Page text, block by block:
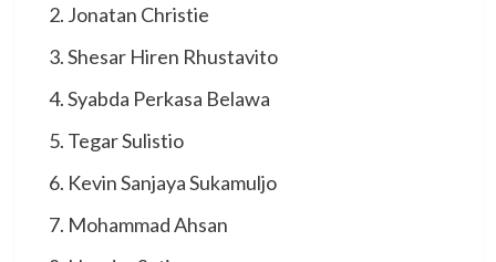
Jonatan Christie
Shesar Hiren Rhustavito
Syabda Perkasa Belawa
Tegar Sulistio
Kevin Sanjaya Sukamuljo
Mohammad Ahsan